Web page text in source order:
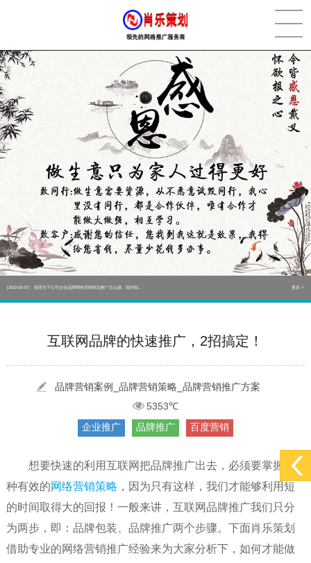
[2022-05-29] 实体门店如何做网络推广吸引客户，实体店网络营销技巧... 更多 >
[2022-05-04] 污水处理设备厂家产品如何做网络推广（污水处理项目网... 更多 >
[2022-03-27] 疫情当下公司企业品牌网络营销策划推广怎么做，国内知... 更多 >
实体门店如何做网络推广吸引客户，实体店网络营销技巧...
疫情当下公司企业品牌网络营销策划推广怎么做，国内知...
互联网品牌的快速推广，2招搞定！
品牌营销案例_品牌营销策略_品牌营销推广方案
5353℃
企业推广
品牌推广 百度营销
想要快速的利用互联网把品牌推广出去，必须要掌握几
种有效的网络营销策略 ，因为只有这样，我们才能够利用短
的时间取得大的回报！一般来讲，互联网品牌推广我们只分
为两步，即：品牌包装、品牌推广两个步骤。下面肖乐策划
借助专业的网络营销推广经验来为大家分析下，如何才能做